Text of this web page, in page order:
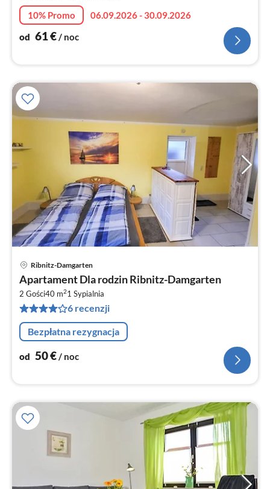
10% Promo
06.09.2026 - 30.09.2026
od 61€ / noc
Ribnitz-Damgarten
Apartament Dla rodzin Ribnitz-Damgarten
2 Gości40 m21 Sypialnia
6 recenzji
Bezpłatna rezygnacja
od 50€/ noc